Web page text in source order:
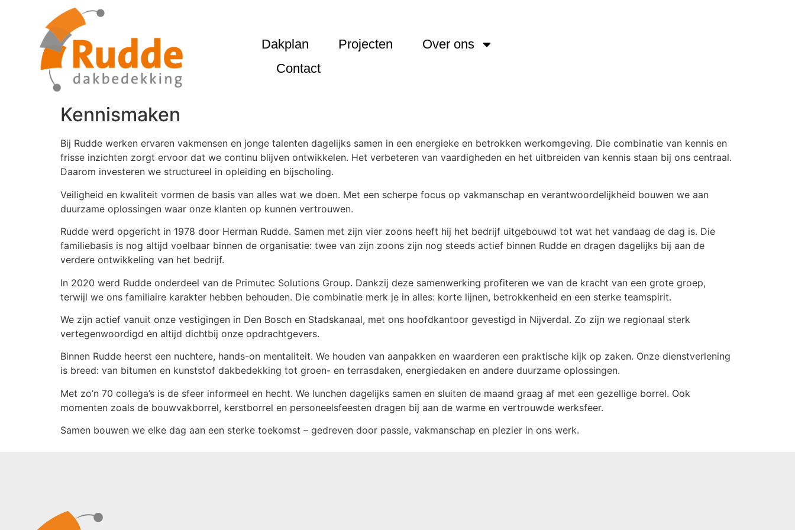
Dakplan Projecten
Over ons
Contact
Kennismaken
Bij Rudde werken ervaren vakmensen en jonge talenten dagelijks samen in een energieke en betrokken werkomgeving. Die combinatie van kennis en
frisse inzichten zorgt ervoor dat we continu blijven ontwikkelen. Het verbeteren van vaardigheden en het uitbreiden van kennis staan bij ons centraal.
Daarom investeren we structureel in opleiding en bijscholing.
Veiligheid en kwaliteit vormen de basis van alles wat we doen. Met een scherpe focus op vakmanschap en verantwoordelijkheid bouwen we aan
duurzame oplossingen waar onze klanten op kunnen vertrouwen.
Rudde werd opgericht in 1978 door Herman Rudde. Samen met zijn vier zoons heeft hij het bedrijf uitgebouwd tot wat het vandaag de dag is. Die
familiebasis is nog altijd voelbaar binnen de organisatie: twee van zijn zoons zijn nog steeds actief binnen Rudde en dragen dagelijks bij aan de
verdere ontwikkeling van het bedrijf.
In 2020 werd Rudde onderdeel van de Primutec Solutions Group. Dankzij deze samenwerking profiteren we van de kracht van een grote groep,
terwijl we ons familiaire karakter hebben behouden. Die combinatie merk je in alles: korte lijnen, betrokkenheid en een sterke teamspirit.
We zijn actief vanuit onze vestigingen in Den Bosch en Stadskanaal, met ons hoofdkantoor gevestigd in Nijverdal. Zo zijn we regionaal sterk
vertegenwoordigd en altijd dichtbij onze opdrachtgevers.
Binnen Rudde heerst een nuchtere, hands-on mentaliteit. We houden van aanpakken en waarderen een praktische kijk op zaken. Onze dienstverlening
is breed: van bitumen en kunststof dakbedekking tot groen- en terrasdaken, energiedaken en andere duurzame oplossingen.
Met zo’n 70 collega’s is de sfeer informeel en hecht. We lunchen dagelijks samen en sluiten de maand graag af met een gezellige borrel. Ook
momenten zoals de bouwvakborrel, kerstborrel en personeelsfeesten dragen bij aan de warme en vertrouwde werksfeer.
Samen bouwen we elke dag aan een sterke toekomst – gedreven door passie, vakmanschap en plezier in ons werk.